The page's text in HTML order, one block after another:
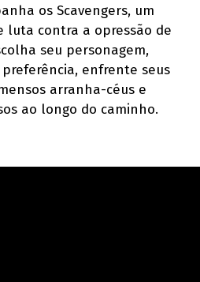
os Scavengers, um
luta contra a opressão de
seu personagem,
enfrente seus
arranha-céus e
ao longo do caminho.